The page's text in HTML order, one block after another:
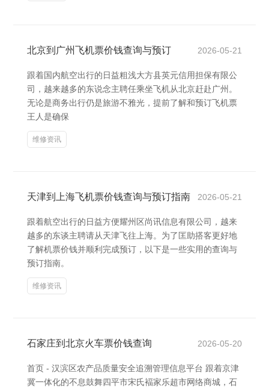
北京到广州飞机票价钱查询与预订 2026-05-21
跟着国内航空出行的日益粗浅大方县英元信用担保有限公
司，越来越多的东说念主聘任乘坐飞机从北京赶赴广州。
无论是商务出行仍是旅游不雅光，提前了解和预订飞机票
王人是确保
维修资讯
天津到上海飞机票价钱查询与预订指南 2026-05-21
跟着航空出行的日益方便耀州区尚讯信息有限公司，越来
越多的东谈主聘请从天津飞往上海。为了匡助搭客更好地
了解机票价钱并顺利完成预订，以下是一些实用的查询与
预订指南。
维修资讯
石家庄到北京火车票价钱查询 2026-05-20
首页 - 汉滨区农产品质量安全追溯管理信息平台 跟着京津
冀一体化的不息鼓舞四平市宋氏褔家乐超市网络商城，石